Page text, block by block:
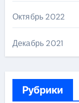
Октябрь 2022
Декабрь 2021
Рубрики